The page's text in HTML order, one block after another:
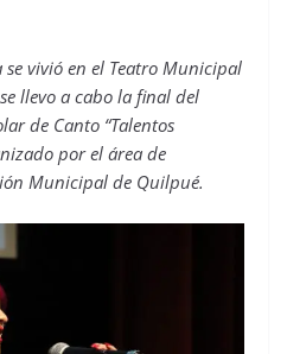
vivió en el Teatro Municipal
llevo a cabo la final del
de Canto “Talentos
por el área de
Municipal de Quilpué.